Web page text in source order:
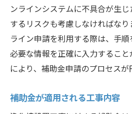
筑西市での浄化槽設置工事
の最新情報
最新の補助金制度の概
年度ごとの制度の変更
補助金制度に関するQ&A
ンラインシステムに不具合が生
するリスクも考慮しなければな
ライン申請を利用する際は、手順
必要な情報を正確に入力するこ
により、補助金申請のプロセスが
補助金が適用される工事内容